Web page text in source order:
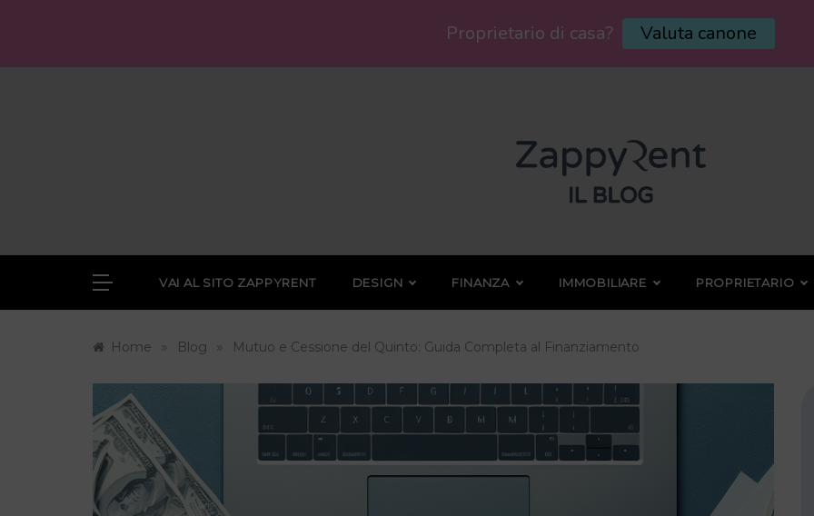
VAI AL SITO ZAPPYRENT DESIGN FINANZA IMMOBILIARE PROPRIETARIO
Home » Blog » Mutuo e Cessione del Quinto: Guida Completa al Finanziamento
Proprietario di casa? Valuta canone